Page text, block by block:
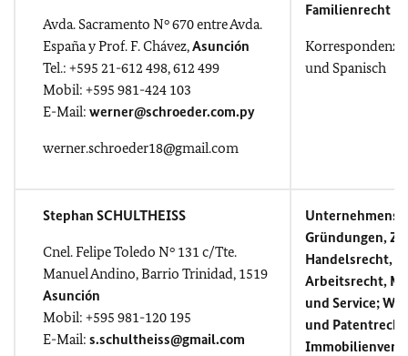
Avda. Sacramento N° 670 entre Avda.
España y Prof. F. Chávez,Asunción
Tel.: +595 21-612 498, 612 499
Mobil: +595 981-424 103
E-Mail: werner@schroeder.com.py
werner.schroeder18@gmail.com
Familienrecht
Korrespondenz
und Spanisch
Stephan SCHULTHEISS
Cnel. Felipe Toledo N° 131 c/Tte.
Manuel Andino, Barrio Trinidad, 1519
Asunción
Mobil: +595 981-120 195
E-Mail: s.schultheiss@gmail.com
Gründungen,
Handelsrecht,
Arbeitsrecht,
und Service;
und